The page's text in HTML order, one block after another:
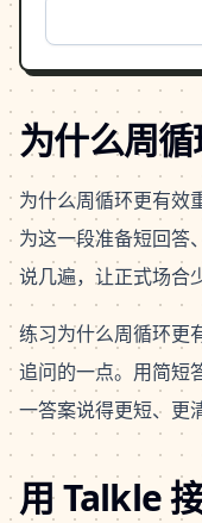
为什么周
为什么周循环更有效
为这一段准备短回答
说几遍，让正式场合
练习为什么周循环更
追问的一点。用简短
一答案说得更短、更
用 Talkle